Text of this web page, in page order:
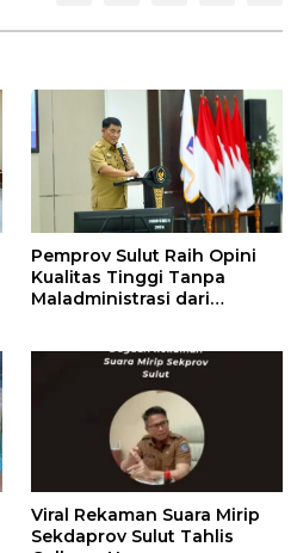
Pemprov Sulut Raih Opini
Kualitas Tinggi Tanpa
Maladministrasi dari
Viral Rekaman Suara Mirip
Sekdaprov Sulut Tahlis